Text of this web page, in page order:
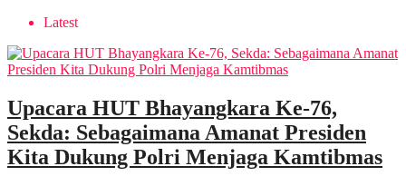
Latest
Upacara HUT Bhayangkara Ke-76,
Sekda: Sebagaimana Amanat Presiden
Kita Dukung Polri Menjaga Kamtibmas